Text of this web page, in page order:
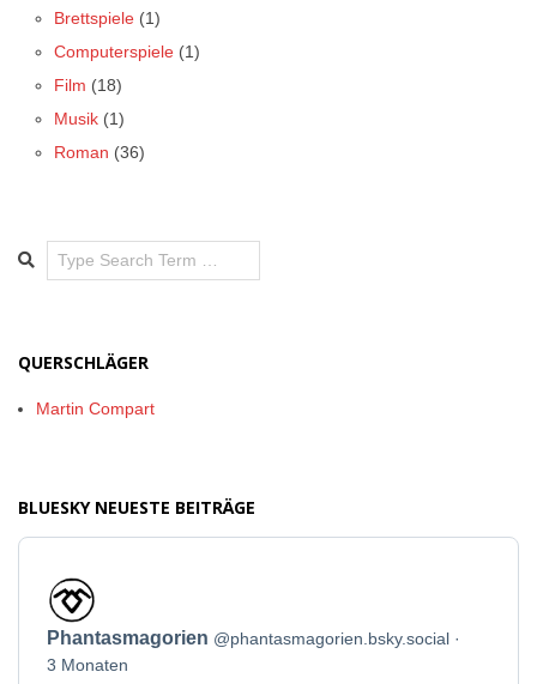
Brettspiele (1)
Computerspiele (1)
Film (18)
Musik (1)
Roman (36)
Search
QUERSCHLÄGER
Martin Compart
BLUESKY NEUESTE BEITRÄGE
Beitrag
von
Phantasmagorien
auf
Bluesky
Phantasmagorien @phantasmagorien.bsky.social
3 Monaten